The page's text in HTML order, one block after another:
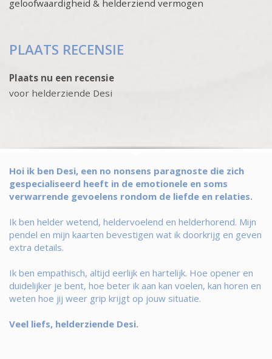
geloofwaardigheid & helderziend vermogen
PLAATS RECENSIE
Plaats nu een recensie
voor helderziende Desi
Hoi ik ben Desi, een no nonsens paragnoste die zich
gespecialiseerd heeft in de emotionele en soms
verwarrende gevoelens rondom de liefde en relaties.
Ik ben helder wetend, heldervoelend en helderhorend. Mijn
pendel en mijn kaarten bevestigen wat ik doorkrijg en geven
extra details.
Ik ben empathisch, altijd eerlijk en hartelijk. Hoe opener en
duidelijker je bent, hoe beter ik aan kan voelen, kan horen en
weten hoe jij weer grip krijgt op jouw situatie.
Veel liefs, helderziende Desi.